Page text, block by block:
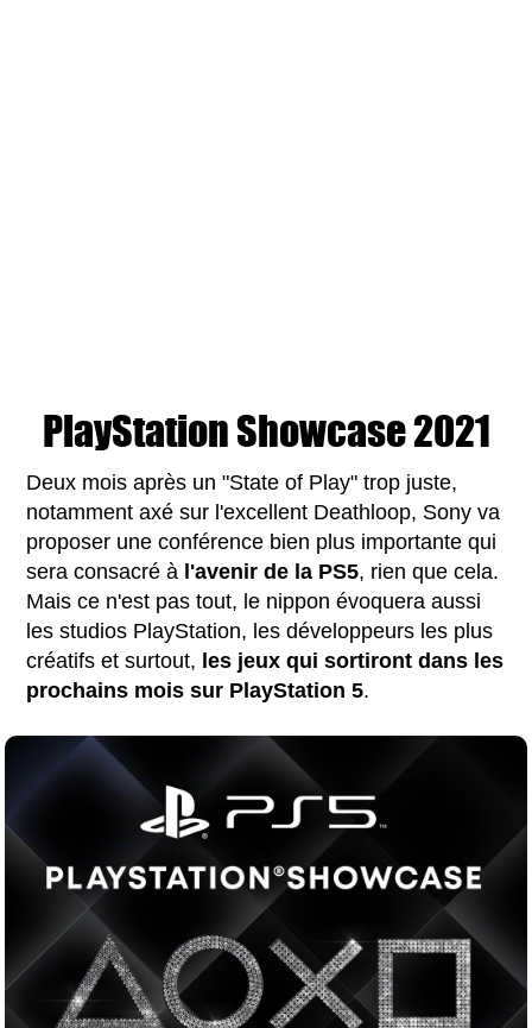
PlayStation Showcase 2021
Deux mois après un "State of Play" trop juste,
notamment axé sur l'excellent Deathloop, Sony va
proposer une conférence bien plus importante qui
sera consacré à l'avenir de la PS5, rien que cela.
Mais ce n'est pas tout, le nippon évoquera aussi
les studios PlayStation, les développeurs les plus
créatifs et surtout, les jeux qui sortiront dans les
prochains mois sur PlayStation 5.